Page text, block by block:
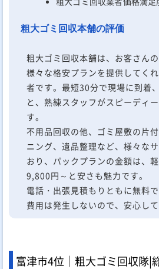
粗大ゴミ回収本舗の評価
粗大ゴミ回収本舗は、お客さん
様々な格安プランを提供してく
者です。最短30分で現場に到着
と、熟練スタッフがスピーディ
す。
不用品回収の他、ゴミ屋敷の片
ニング、遺品整理など、様々な
おり、パックプランの金額は、
9,800円～と安さも魅力です。
電話・出張見積もりともに無料
費用は発生しないので、安心して
富津市4位｜粗大ゴミ回収隊|